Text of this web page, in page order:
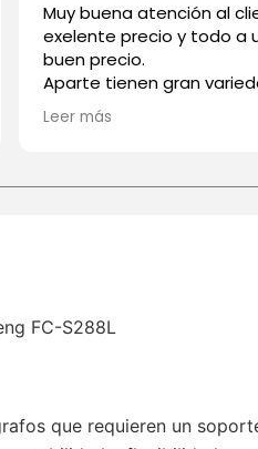
Muy buena atención al
exelente precio y todo a
buen precio.
Aparte tienen gran
medios de pago
Leer más
FC-S288L
que requieren un